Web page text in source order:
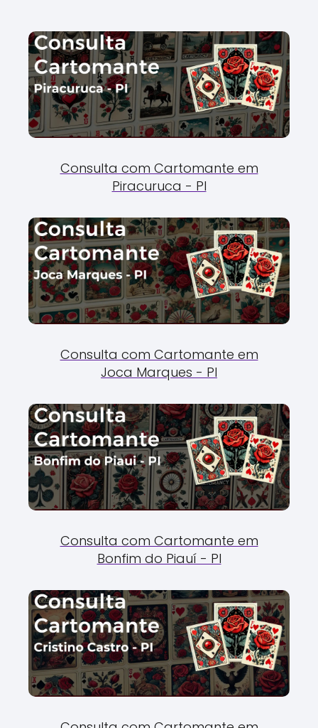
Consulta com Cartomante em
Piracuruca - PI
Consulta com Cartomante em
Joca Marques - PI
Consulta com Cartomante em
Bonfim do Piauí - PI